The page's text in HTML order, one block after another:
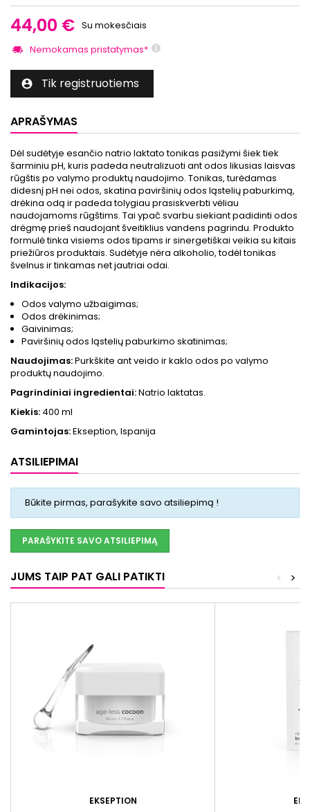
44,00 € Su mokesčiais
Nemokamas pristatymas*
 Tik registruotiems
APRAŠYMAS
Dėl sudėtyje esančio natrio laktato tonikas pasižymi šiek tiek
šarminiu pH, kuris padeda neutralizuoti ant odos likusias laisvas
rūgštis po valymo produktų naudojimo. Tonikas, turėdamas
didesnį pH nei odos, skatina paviršinių odos ląstelių paburkimą,
drėkina odą ir padeda tolygiau prasiskverbti vėliau
naudojamoms rūgštims. Tai ypač svarbu siekiant padidinti odos
drėgmę prieš naudojant šveitiklius vandens pagrindu. Produkto
formulė tinka visiems odos tipams ir sinergetiškai veikia su kitais
priežiūros produktais. Sudėtyje nėra alkoholio, todėl tonikas
švelnus ir tinkamas net jautriai odai.
Indikacijos:
Odos valymo užbaigimas;
Odos drėkinimas;
Gaivinimas;
Paviršinių odos ląstelių paburkimo skatinimas;
Naudojimas:Purkškite ant veido ir kaklo odos po valymo
produktų naudojimo.
Pagrindiniai ingredientai:Natrio laktatas.
Kiekis: 400 ml
Gamintojas:Ekseption, Ispanija
ATSILIEPIMAI
Būkite pirmas, parašykite savo atsiliepimą !
PARAŠYKITE SAVO ATSILIEPIMĄ
JUMS TAIP PAT GALI PATIKTI >
<
EKSEPTION